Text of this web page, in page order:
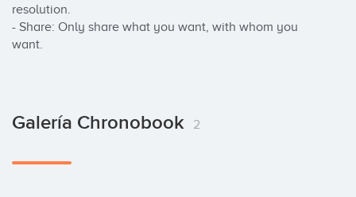
resolution.
- Share: Only share what you want, with whom you
want.
Galería Chronobook 2